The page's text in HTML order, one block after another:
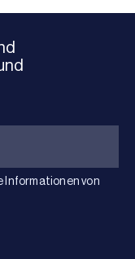
Informationen von